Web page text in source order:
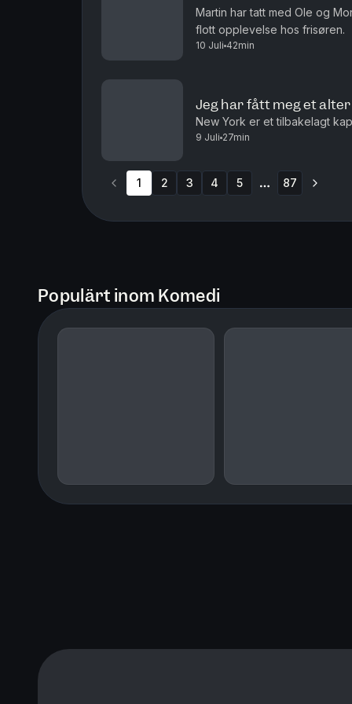
Martin har tatt med Ole og
flott opplevelse hos frisøren.
10 Juli 42min
Jeg har fått meg et
New York er et tilbakelagt
9 Juli 27min
1 2 3 4 5 87
Populärt inom Komedi